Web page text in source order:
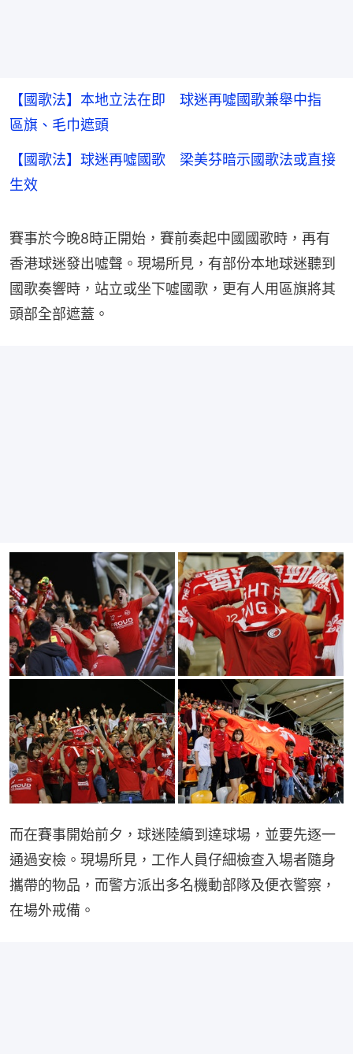
【國歌法】本地立法在即 球迷再噓國歌兼舉中指
區旗、毛巾遮頭
【國歌法】球迷再噓國歌 梁美芬暗示國歌法或直接
生效
賽事於今晚8時正開始，賽前奏起中國國歌時，再有
香港球迷發出噓聲。現場所見，有部份本地球迷聽到
國歌奏響時，站立或坐下噓國歌，更有人用區旗將其
頭部全部遮蓋。
而在賽事開始前夕，球迷陸續到達球場，並要先逐一
通過安檢。現場所見，工作人員仔細檢查入場者隨身
攜帶的物品，而警方派出多名機動部隊及便衣警察，
在場外戒備。